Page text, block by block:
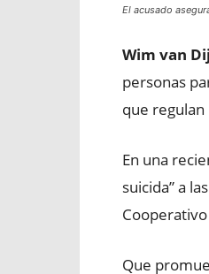
El acusado
Wim van
personas
que
En una
suicida” a
Que